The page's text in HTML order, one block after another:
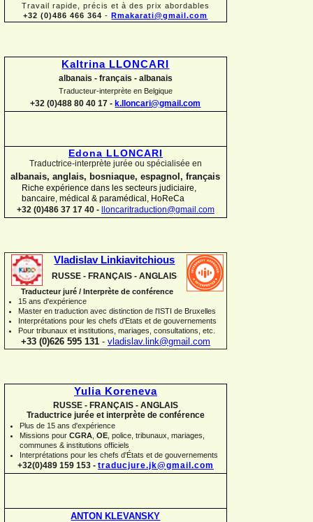
Travail rapide, précis et à des prix abordables
+32 (0)486 466 364 - Rmakarati@gmail.com
Kaltrina LLONCARI
albanais - français - albanais
Traducteur-interprète en Belgique
+32 (0)488 80 40 17 - k.lloncari@gmail.com
Edona LLONCARI
Traductrice-interprète jurée ou spécialisée en
albanais, anglais, bosniaque, espagnol, français
Riche expérience dans les secteurs judiciaire,
bancaire, médical & paramédical, HoReCa
+32 (0)486 37 17 40 -
lloncaritraduction@gmail.com
Vladislav Linkiavitchious
RUSSE - FRANÇAIS - ANGLAIS
Traducteur juré / Interprète de conférence
15 ans d'expérience
Master en traduction avec distinction de l'ISTI de Bruxelles
Interprétations pour les chefs d'Etats et de gouvernements
Pour tribunaux et institutions , mariages, consultations, etc.
+33 (0)626 595 131 - vladislav.link@gmail.com
Yulia Koreneva
RUSSE - FRANÇAIS - ANGLAIS
Traductrice jurée et interprète de conférence
Plus de 15 ans d'expérience
Missions pour CGRA OE police, tribunaux, mariages,
communes & institutions officiels
Interprétations pour les chefs d'États et de gouvernements
+32(0)489 159 153 - traducjure.jk@gmail.com
ANTON KLEVANSKY